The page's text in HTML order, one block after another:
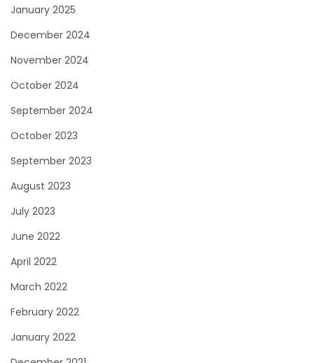
January 2025
December 2024
November 2024
October 2024
September 2024
October 2023
September 2023
August 2023
July 2023
June 2022
April 2022
March 2022
February 2022
January 2022